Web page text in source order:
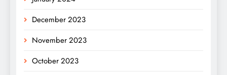
December 2023
November 2023
October 2023